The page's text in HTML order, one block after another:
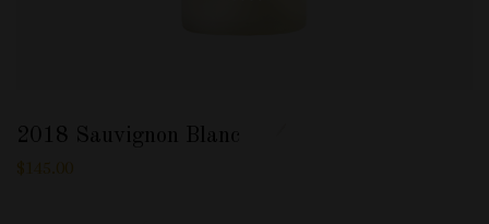
2018 Sauvignon Blanc
$ 145.00